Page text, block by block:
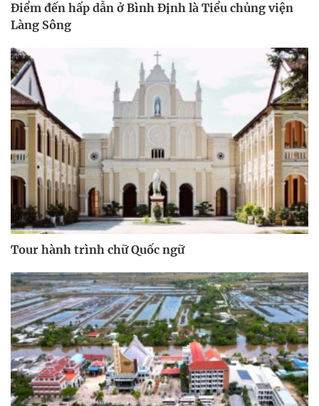
Điểm đến hấp dẫn ở Bình Định là Tiểu chủng viện
Làng Sông
Tour hành trình chữ Quốc ngữ